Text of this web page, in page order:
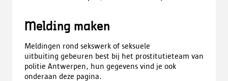
Melding maken
Meldingen rond sekswerk of seksuele
uitbuiting gebeuren best bij het prostitutieteam van
politie Antwerpen, hun gegevens vind je ook
onderaan deze pagina.